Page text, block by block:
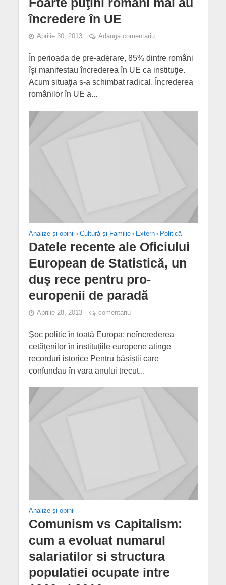
încredere în UE
Aprilie 30, 2013 Adauga comentariu
În perioada de pre-aderare, 85% dintre români
îşi manifestau încrederea în UE ca instituţie.
Acum situaţia s-a schimbat radical. Încrederea
românilor în UE a...
Analize și opinii • Cultură și Familie • Extern • Politică
Datele recente ale Oficiului
European de Statistică, un
duş rece pentru pro-
europenii de paradă
Aprilie 28, 2013 comentariu
Şoc politic în toată Europa: neîncrederea
cetăţenilor în instituţiile europene atinge
recorduri istorice Pentru băsiștii care
confundau în vara anului trecut...
Analize și opinii
Comunism vs Capitalism:
cum a evoluat numarul
salariatilor si structura
populatiei ocupate intre